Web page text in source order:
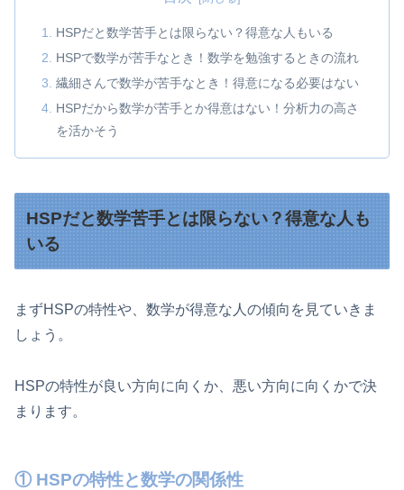
HSPだと数学苦手とは限らない？得意な人もいる
HSPで数学が苦手なとき！数学を勉強するときの流れ
繊細さんで数学が苦手なとき！得意になる必要はない
HSPだから数学が苦手とか得意はない！分析力の高さ
を活かそう
HSPだと数学苦手とは限らない？得意な人も
いる
まずHSPの特性や、数学が得意な人の傾向を見ていきま
しょう。
HSPの特性が良い方向に向くか、悪い方向に向くかで決
まります。
① HSPの特性と数学の関係性